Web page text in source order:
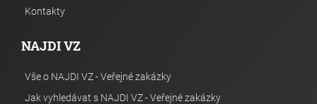
Kontakty
NAJDI VZ
Vše o NAJDI VZ - Veřejné zakázky
Jak vyhledávat s NAJDI VZ - Veřejné zakázky